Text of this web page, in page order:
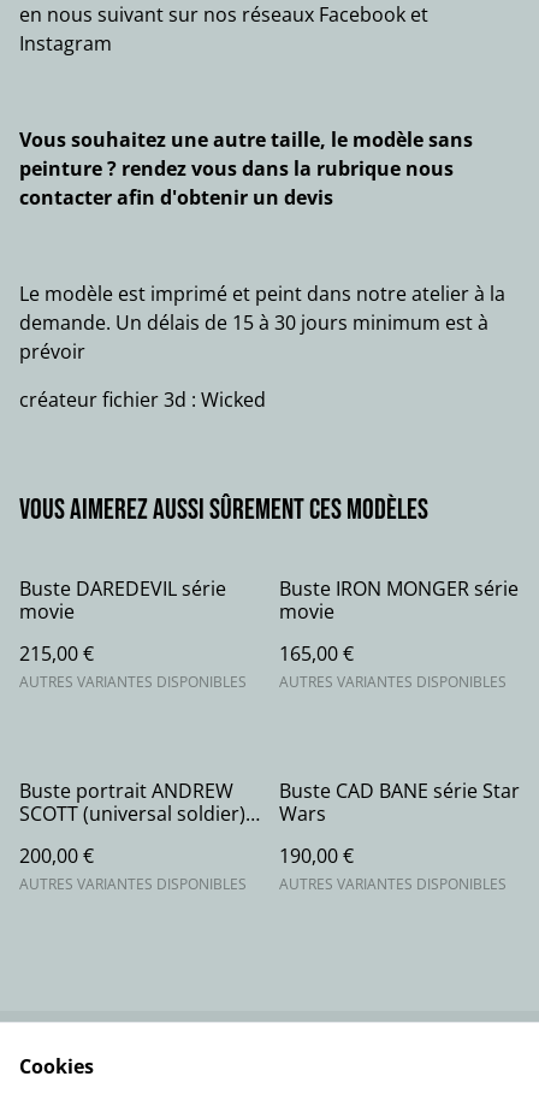
en nous suivant sur nos réseaux Facebook et
Instagram
Vous souhaitez une autre taille, le modèle sans
peinture ? rendez vous dans la rubrique nous
contacter afin d'obtenir un devis
Le modèle est imprimé et peint dans notre atelier à la
demande. Un délais de 15 à 30 jours minimum est à
prévoir
créateur fichier 3d : Wicked
Vous aimerez aussi sûrement ces modèles
Buste DAREDEVIL série
movie
215,00 €
AUTRES VARIANTES DISPONIBLES
Buste IRON MONGER série
movie
165,00 €
AUTRES VARIANTES DISPONIBLES
Buste portrait ANDREW
SCOTT (universal soldier)
200,00 €
AUTRES VARIANTES DISPONIBLES
Buste CAD BANE série Star
Wars
190,00 €
AUTRES VARIANTES DISPONIBLES
Cookies